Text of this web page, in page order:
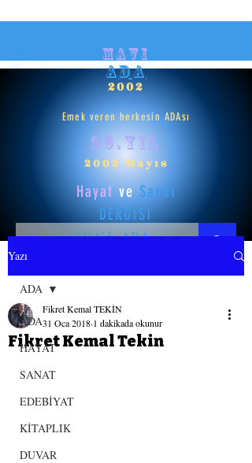
mavi
ADA
2002
Emek veren herkesin ADAsı
25.yıl
2002 Mayıs
HayatveSanat
DERGİSİ
SANAT
GİRİŞ YAP
Yazı
ADA
HAYAT
SANAT
EDEBİYAT
KİTAPLIK
DUVAR
ADA
Fikret Kemal Tekin
Fikret Kemal TEKİN
31 Oca 2018 1 dakikada okunur